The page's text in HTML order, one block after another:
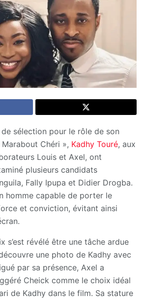
sélection pour le rôle de son
Chéri », Kadhy Touré, aux
Louis et Axel, ont
plusieurs candidats
Fally Ipupa et Didier Drogba.
homme capable de porter le
et conviction, évitant ainsi
s’est révélé être une tâche ardue
découvre une photo de Kadhy avec
par sa présence, Axel a
Cheick comme le choix idéal
de Kadhy dans le film. Sa stature